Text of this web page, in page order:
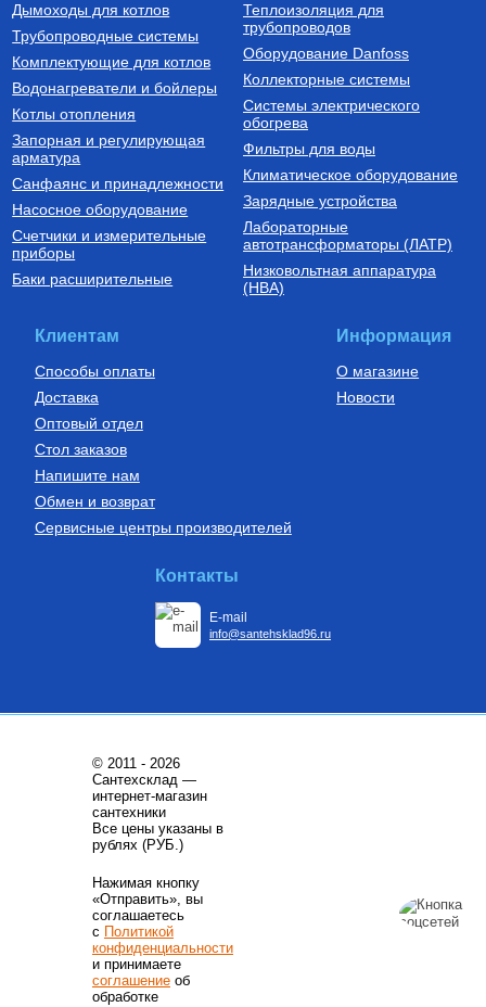
Дымоходы для котлов
Трубопроводные системы
Комплектующие для котлов
Водонагреватели и бойлеры
Котлы отопления
Запорная и регулирующая
арматура
Санфаянс и принадлежности
Насосное оборудование
Счетчики и измерительные
приборы
Баки расширительные
Теплоизоляция для
трубопроводов
Оборудование Danfoss
Коллекторные системы
Системы электрического
обогрева
Фильтры для воды
Климатическое оборудование
Зарядные устройства
Лабораторные
автотрансформаторы (ЛАТР)
Низковольтная аппаратура
(НВА)
Клиентам
Способы оплаты
Доставка
Оптовый отдел
Стол заказов
Напишите нам
Обмен и возврат
Сервисные центры производителей
Информация
О магазине
Новости
Контакты
E-mail
info@santehsklad96.ru
© 2011 - 2026
Сантехсклад —
интернет-магазин
сантехники
Все цены указаны в
рублях (РУБ.)
Нажимая кнопку
«Отправить», вы
соглашаетесь
с Политикой
конфиденциальности
и принимаете
соглашениеоб
обработке